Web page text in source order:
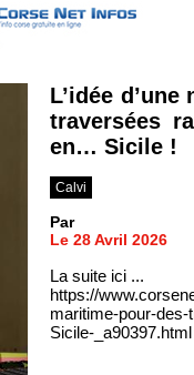
L’idée
traversées
en… Sicile !
Calvi
Par
Le 28 Avril 2026
La suite ici ...
https://
maritime-pour-
Sicile-_a90397.html